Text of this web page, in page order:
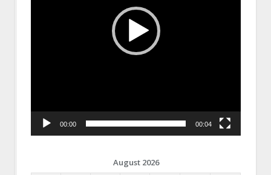
00:00 00:04
August 2026